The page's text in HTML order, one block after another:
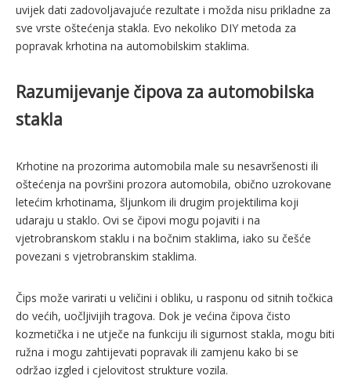
uvijek dati zadovoljavajuće rezultate i možda nisu prikladne za
sve vrste oštećenja stakla. Evo nekoliko DIY metoda za
popravak krhotina na automobilskim staklima.
Razumijevanje čipova za automobilska
stakla
Krhotine na prozorima automobila male su nesavršenosti ili
oštećenja na površini prozora automobila, obično uzrokovane
letećim krhotinama, šljunkom ili drugim projektilima koji
udaraju u staklo. Ovi se čipovi mogu pojaviti i na
vjetrobranskom staklu i na bočnim staklima, iako su češće
povezani s vjetrobranskim staklima.
Čips može varirati u veličini i obliku, u rasponu od sitnih točkica
do većih, uočljivijih tragova. Dok je većina čipova čisto
kozmetička i ne utječe na funkciju ili sigurnost stakla, mogu biti
ružna i mogu zahtijevati popravak ili zamjenu kako bi se
održao izgled i cjelovitost strukture vozila.